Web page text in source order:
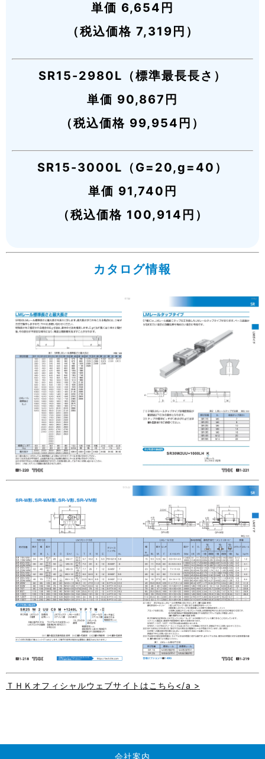
単価 6,654円
（税込価格 7,319円）
SR15-2980L（標準最長長さ）
単価 90,867円
（税込価格 99,954円）
SR15-3000L（G=20,g=40）
単価 91,740円
（税込価格 100,914円）
カタログ情報
ＴＨＫオフィシャルウェブサイトはこちら</a >
会社案内